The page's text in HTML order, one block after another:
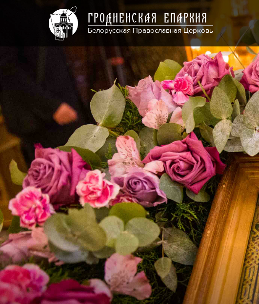
ГРОДНЕНСКАЯ ЕПАРХИЯ
Белорусская Православная Церковь